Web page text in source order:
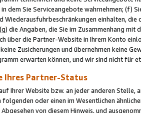
dem Sie Serviceangebote wahrnehmen; (f)
Wiederausfuhrbeschränkungen einhalten,
die Angaben, die Sie im Zusammenhang
über die Partner-Website in Ihrem Konto
Zusicherungen und übernehmen keine
erwarten können, und wir sind nicht für
Ihres Partner-Status
Ihrer Website bzw. an jeder anderen
oder einen im Wesentlichen
von diesem Hinweis, und